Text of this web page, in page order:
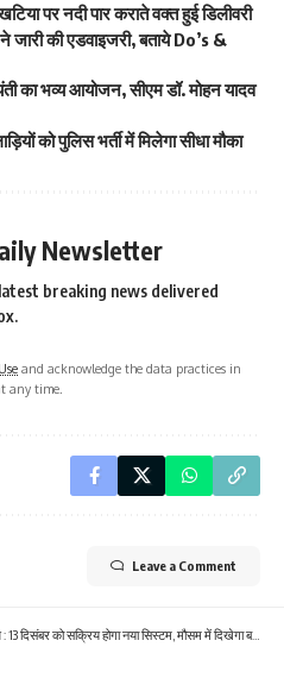
पर नदी पार कराते वक्त हुई डिलीवरी
की एडवाइजरी, बताये Do’s &
का भव्य आयोजन, सीएम डॉ. मोहन यादव
को पुलिस भर्ती में मिलेगा सीधा मौका
Newsletter
breaking news delivered
and acknowledge the data practices in
any time.
Leave a Comment
को सक्रिय होगा नया सिस्टम, मौसम में दिखेगा बदलाव, आज 8 जिलों में शीतलहर का अलर्ट